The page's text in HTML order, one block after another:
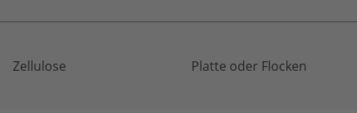
Zellulose Platte oder Flocken